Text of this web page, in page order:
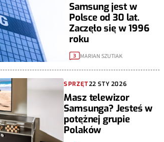
Samsung jest w
Polsce od 30 lat.
Zaczęło się w 1996
roku
3 MARIAN SZUTIAK
SPRZĘT22 STY 2026
Masz telewizor
Samsunga? Jesteś w
potężnej grupie
Polaków